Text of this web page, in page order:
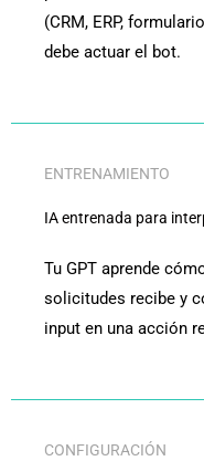
(CRM, ERP,
debe actuar el bot.
ENTRENAMIENTO
IA entrenada para
Tu GPT aprende
solicitudes recibe y
input en una acción
CONFIGURACIÓN